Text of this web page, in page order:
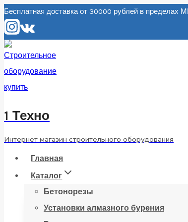
Перейти
к
содержанию
Бесплатная доставка от 30000 рублей в
1 Техно
Интернет магазин строительного оборудования
Главная
Каталог
Бетонорезы
Установки алмазного бурения